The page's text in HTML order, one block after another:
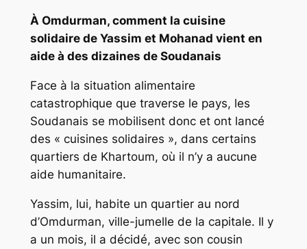
À Omdurman, comment la cuisine
solidaire de Yassim et Mohanad vient en
aide à des dizaines de Soudanais
Face à la situation alimentaire
catastrophique que traverse le pays, les
Soudanais se mobilisent donc et ont lancé
des « cuisines solidaires », dans certains
quartiers de Khartoum, où il n’y a aucune
aide humanitaire.
Yassim, lui, habite un quartier au nord
d’Omdurman, ville-jumelle de la capitale. Il y
a un mois, il a décidé, avec son cousin